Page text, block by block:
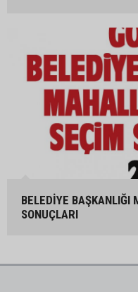
BELEDİYE BAŞKANLIĞI
SONUÇLARI